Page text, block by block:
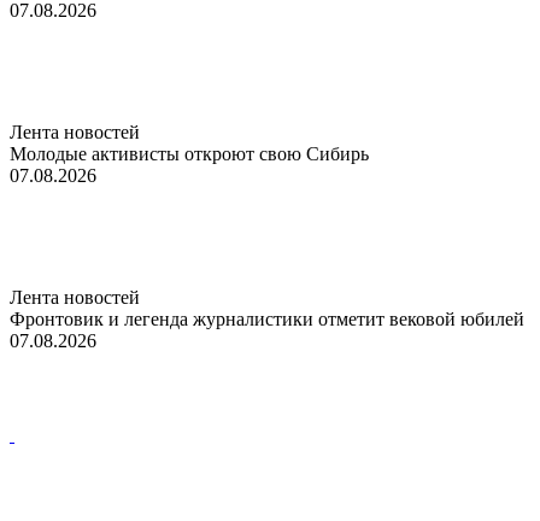
07.08.2026
Лента новостей
Молодые активисты откроют свою Сибирь
07.08.2026
Лента новостей
Фронтовик и легенда журналистики отметит вековой юбилей
07.08.2026